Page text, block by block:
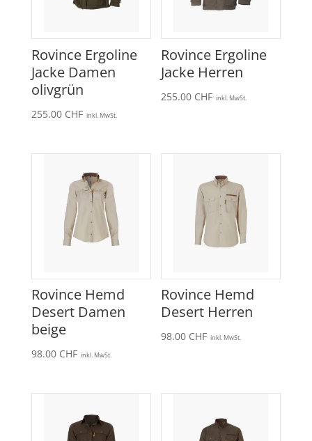
Rovince Ergoline
Jacke Damen
olivgrün
255.00 CHF inkl. MwSt.
Rovince Ergoline
Jacke Herren
255.00 CHF inkl. MwSt.
Rovince Hemd
Desert Damen
beige
98.00 CHF inkl. MwSt.
Rovince Hemd
Desert Herren
98.00 CHF inkl. MwSt.